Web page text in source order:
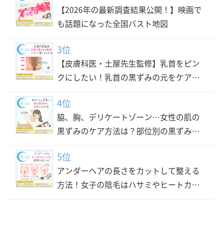
【2026年の最新調査結果公開！】映画で
も話題になった全国バスト地図
3位
【皮膚科医・土屋先生監修】乳首をピン
クにしたい！乳首の黒ずみの元をケアし
4位
脇、胸、デリケートゾーン…女性の肌の
黒ずみのケア方法は？部位別の黒ずみ防
5位
アンダーヘアの長さをカットして整える
方法！女子の陰毛はハサミやヒートカッ